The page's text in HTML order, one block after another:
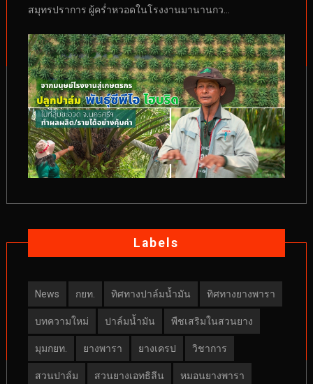
สมุทรปราการ ผู้คร่ำหวอดในโรงงานมานานกว...
Labels
News กยท. ทิศทางปาล์มน้ำมัน ทิศทางยางพารา
บทความใหม่ ปาล์มน้ำมัน พืชเสริมในสวนยาง
มุมกยท. ยางพารา ยางเครป วิชาการ
สวนปาล์ม สวนยางเอทธิลีน หมอนยางพารา